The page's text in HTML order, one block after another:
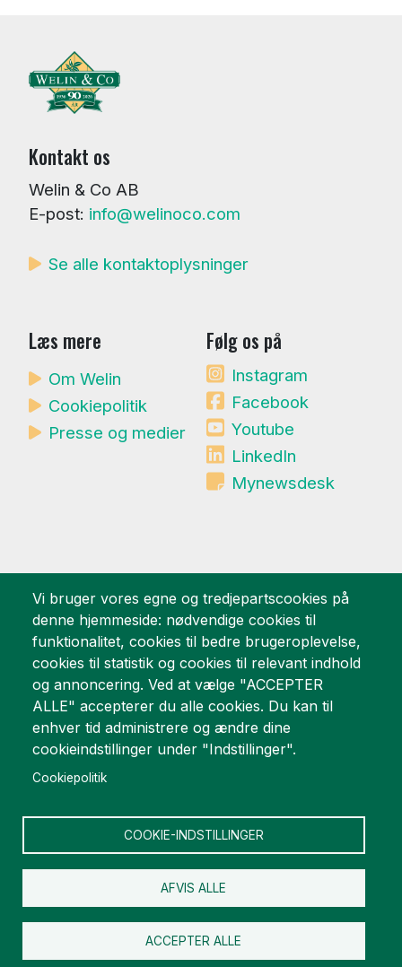
Kontakt os
Welin & Co AB
E-post: info@welinoco.com
Se alle kontaktoplysninger
Læs mere
Om Welin
Cookiepolitik
Presse og medier
Følg os på
Instagram
Facebook
Youtube
LinkedIn
Mynewsdesk
Vi er stolte af
Copyright © Welin & Co
Vi bruger vores egne og tredjepartscookies på
denne hjemmeside: nødvendige cookies til
funktionalitet, cookies til bedre brugeroplevelse,
cookies til statistik og cookies til relevant indhold
og annoncering. Ved at vælge "ACCEPTER
ALLE" accepterer du alle cookies. Du kan til
enhver tid administrere og ændre dine
cookieindstillinger under "Indstillinger".
Cookiepolitik
COOKIE-INDSTILLINGER
AFVIS ALLE
ACCEPTER ALLE